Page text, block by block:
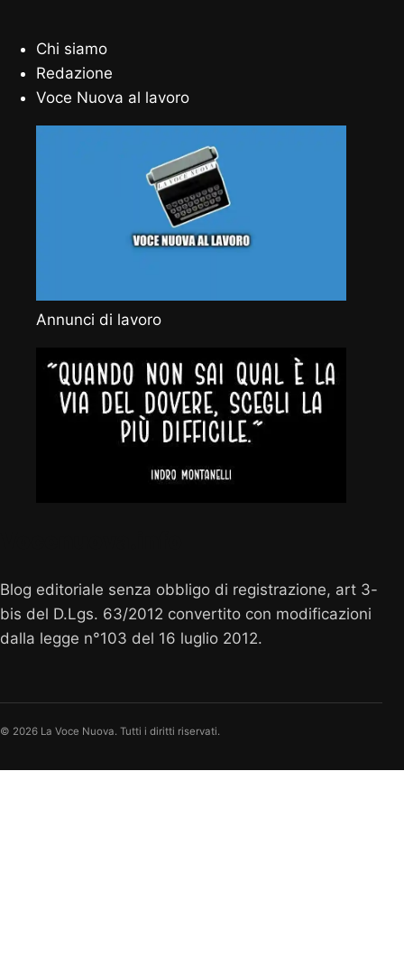
Chi siamo
Redazione
Voce Nuova al lavoro
Annunci di lavoro
Blog editoriale senza obbligo di registrazione, art 3-
bis del D.Lgs. 63/2012 convertito con modificazioni
dalla legge n°103 del 16 luglio 2012.
© 2026 La Voce Nuova. Tutti i diritti riservati.